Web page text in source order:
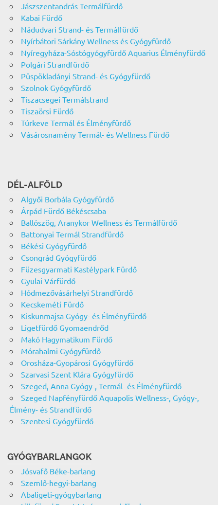
Jászszentandrás Termálfürdő
Kabai Fürdő
Nádudvari Strand- és Termálfürdő
Nyírbátori Sárkány Wellness és Gyógyfürdő
Nyíregyháza-Sóstógyógyfürdő Aquarius Élményfürdő
Polgári Strandfürdő
Püspökladányi Strand- és Gyógyfürdő
Szolnok Gyógyfürdő
Tiszacsegei Termálstrand
Tiszaörsi Fürdő
Túrkeve Termál és Élményfürdő
Vásárosnamény Termál- és Wellness Fürdő
DÉL-ALFÖLD
Algyői Borbála Gyógyfürdő
Árpád Fürdő Békéscsaba
Ballószög, Aranykor Wellness és Termálfürdő
Battonyai Termál Strandfürdő
Békési Gyógyfürdő
Csongrád Gyógyfürdő
Füzesgyarmati Kastélypark Fürdő
Gyulai Várfürdő
Hódmezővásárhelyi Strandfürdő
Kecskeméti Fürdő
Kiskunmajsa Gyógy- és Élményfürdő
Ligetfürdő Gyomaendrőd
Makó Hagymatikum Fürdő
Mórahalmi Gyógyfürdő
Orosháza-Gyopárosi Gyógyfürdő
Szarvasi Szent Klára Gyógyfürdő
Szeged, Anna Gyógy-, Termál- és Élményfürdő
Szeged Napfényfürdő Aquapolis Wellness-, Gyógy-,
Élmény- és Strandfürdő
Szentesi Gyógyfürdő
GYÓGYBARLANGOK
Jósvafő Béke-barlang
Szemlő-hegyi-barlang
Abaligeti-gyógybarlang